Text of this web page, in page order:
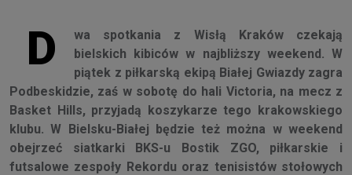
D
wa spotkania z Wisłą Kraków czekają
bielskich kibiców w najbliższy weekend. W
piątek z piłkarską ekipą Białej Gwiazdy zagra
Podbeskidzie, zaś w sobotę do hali Victoria, na mecz z
Basket Hills, przyjadą koszykarze tego krakowskiego
klubu. W Bielsku-Białej będzie też można w weekend
obejrzeć siatkarki BKS-u Bostik ZGO, piłkarskie i
futsalowe zespoły Rekordu oraz tenisistów stołowych